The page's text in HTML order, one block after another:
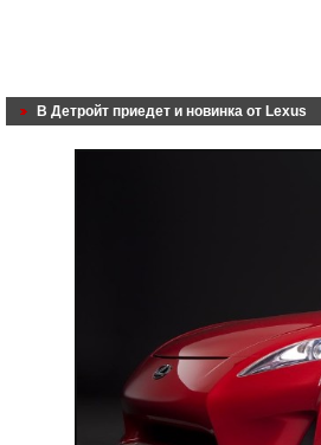
В Детройт приедет и новинка от Lexus